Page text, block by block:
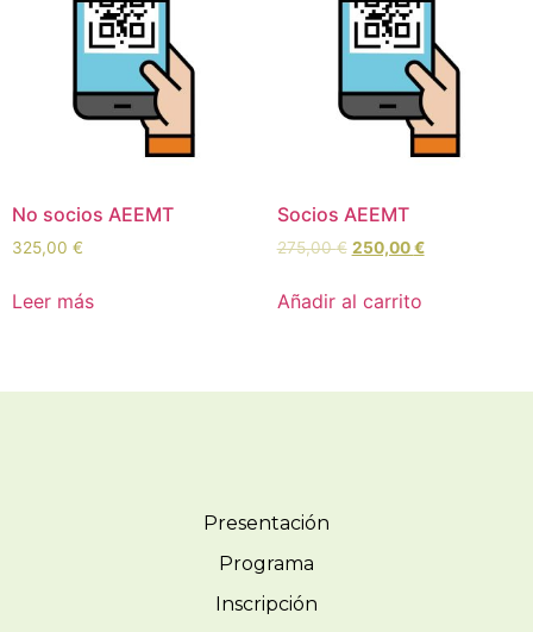
No socios AEEMT
325,00 €
Leer más
Socios AEEMT
275,00€ 250,00€
Añadir al carrito
Presentación
Programa
Inscripción